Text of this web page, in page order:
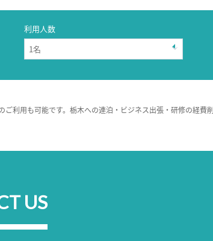
利用人数
利用も可能です。栃木への連泊・ビジネス出張・研修の経費
US